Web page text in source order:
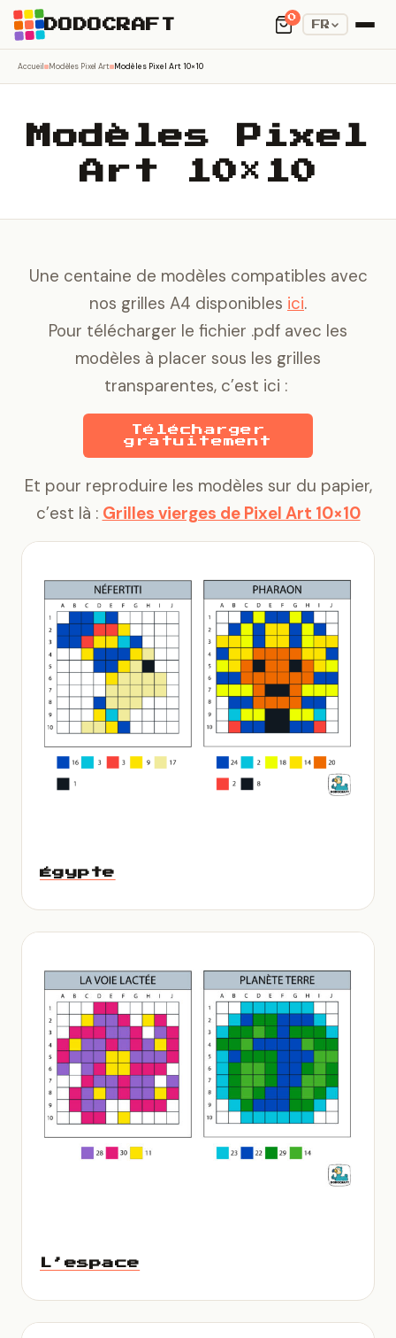
DODOCRAFT
0
FR
Accueil Modèles Pixel Art Modèles Pixel Art 10×10
Modèles Pixel
Art 10×10
Une centaine de modèles compatibles avec
nos grilles A4 disponibles ici.
Pour télécharger le fichier .pdf avec les
modèles à placer sous les grilles
transparentes, c’est ici :
Télécharger
gratuitement
Et pour reproduire les modèles sur du papier,
c’est là : Grilles vierges de Pixel Art 10×10
Égypte
L’espace